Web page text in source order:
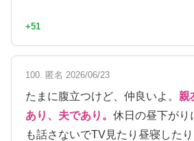
+51
100. 匿名 2026/06/23
たまに腹立つけど、仲良いよ。 親
あり、夫であり。 休日の昼下がり
も話さないでTV見たり昼寝した